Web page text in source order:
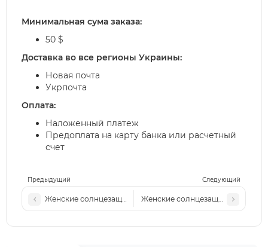
Предыдущий Следующий
Женские солнцезащитные очки Low 23089 серые/серая
Женские солнцезащитные очки
Минимальная сума заказа:
50 $
Доставка во все регионы Украины:
Новая почта
Укрпочта
Оплата:
Наложенный платеж
Предоплата на карту банка или расчетный
счет